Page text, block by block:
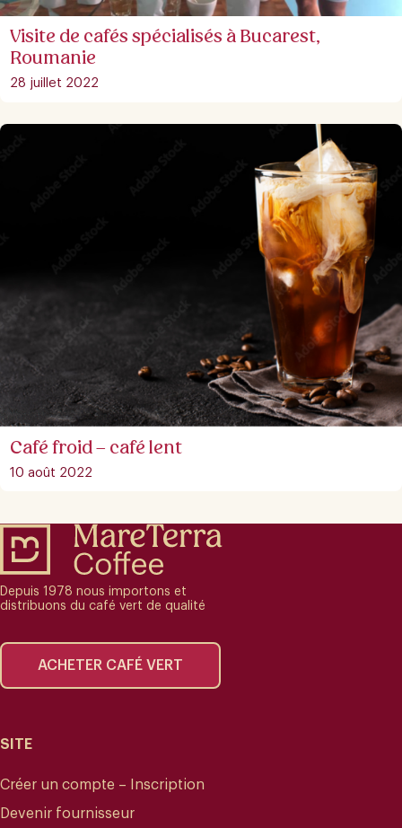
Visite de cafés spécialisés à Bucarest,
Roumanie
28 juillet 2022
Café froid – café lent
10 août 2022
Depuis 1978 nous importons et
distribuons du café vert de qualité
ACHETER CAFÉ VERT
SITE
Créer un compte – Inscription
Devenir fournisseur